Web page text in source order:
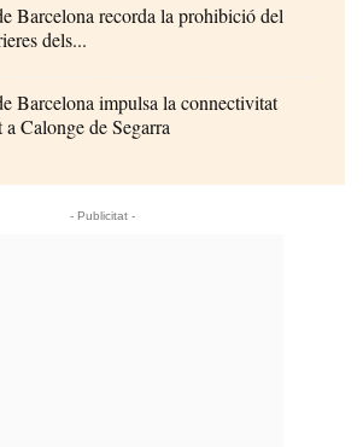
Barcelona recorda la prohibició del
dels...
Barcelona impulsa la connectivitat
a Calonge de Segarra
- Publicitat -